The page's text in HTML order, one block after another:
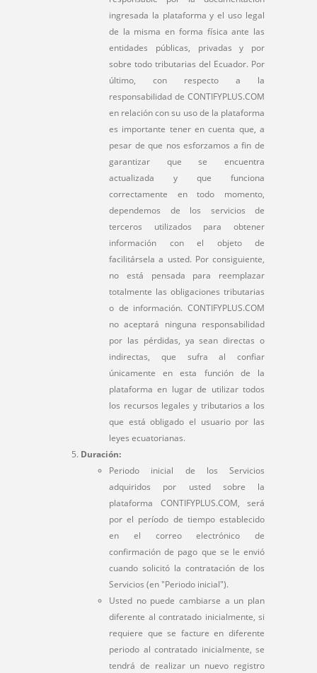
ingresada la plataforma y el uso legal
de la misma en forma física ante las
entidades públicas, privadas y por
sobre todo tributarias del Ecuador. Por
último, con respecto a la
responsabilidad de CONTIFYPLUS.COM
en relación con su uso de la plataforma
es importante tener en cuenta que, a
pesar de que nos esforzamos a fin de
garantizar que se encuentra
actualizada y que funciona
correctamente en todo momento,
dependemos de los servicios de
terceros utilizados para obtener
información con el objeto de
facilitársela a usted. Por consiguiente,
no está pensada para reemplazar
totalmente las obligaciones tributarias
o de información. CONTIFYPLUS.COM
no aceptará ninguna responsabilidad
por las pérdidas, ya sean directas o
indirectas, que sufra al confiar
únicamente en esta función de la
plataforma en lugar de utilizar todos
los recursos legales y tributarios a los
que está obligado el usuario por las
leyes ecuatorianas.
Duración:
Periodo inicial de los Servicios
adquiridos por usted sobre la
plataforma CONTIFYPLUS.COM, será
por el período de tiempo establecido
en el correo electrónico de
confirmación de pago que se le envió
cuando solicitó la contratación de los
Servicios (en "Periodo inicial").
Usted no puede cambiarse a un plan
diferente al contratado inicialmente, si
requiere que se facture en diferente
periodo al contratado inicialmente, se
tendrá de realizar un nuevo registro